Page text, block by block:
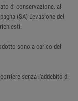
di conservazione, al
(SA) L'evasione del
sono a carico del
senza l'addebito di